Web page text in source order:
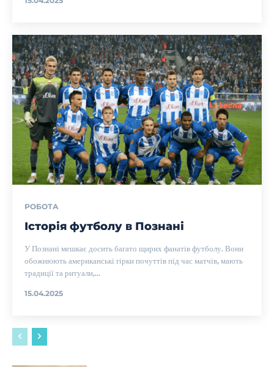
РОБОТА
Історія футболу в Познані
У Познані мешкає досить багато щирих фанатів футболу. Вони
обожнюють американські гірки почуттів під час матчів, мають
традиції та ритуали,...
15.04.2025